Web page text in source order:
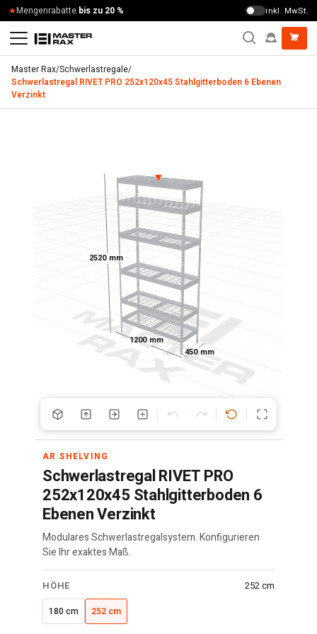
Zum Inhalt springen
Mengenrabatte bis zu 20 % inkl. MwSt.
Master Rax/Schwerlastregale/
Schwerlastregal RIVET PRO 252x120x45 Stahlgitterboden 6 Ebenen
Verzinkt
2520 mm
1200 mm
450 mm
▼
AR SHELVING
Schwerlastregal RIVET PRO
252x120x45 Stahlgitterboden 6
Ebenen Verzinkt
Modulares Schwerlastregalsystem. Konfigurieren
Sie Ihr exaktes Maß.
RIVET
Regal
HÖHE 252 cm
180 cm 252 cm